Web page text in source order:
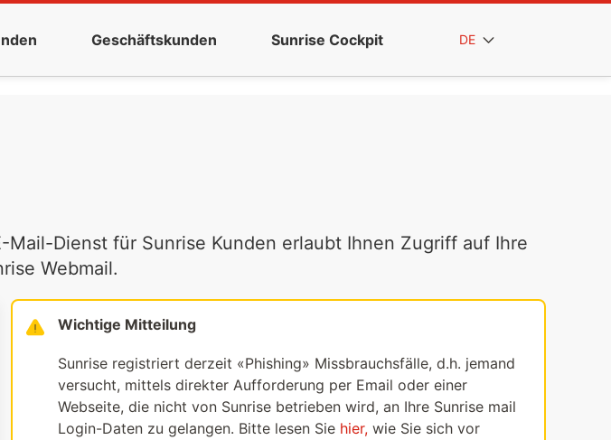
Geschäftskunden Sunrise Cockpit DE
Dienst für Sunrise Kunden erlaubt Ihnen Zugriff auf Ihre
Webmail.
Wichtige Mitteilung
Sunrise registriert derzeit «Phishing» Missbrauchsfälle, d.h. jemand
versucht, mittels direkter Aufforderung per Email oder einer
Webseite, die nicht von Sunrise betrieben wird, an Ihre Sunrise mail
Login-Daten zu gelangen. Bitte lesen Sie hier,wie Sie sich vor